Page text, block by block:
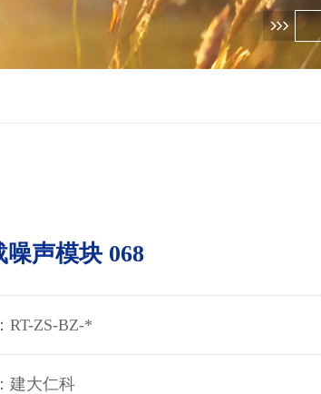
噪声模块 068
RT-ZS-BZ-*
建大仁科